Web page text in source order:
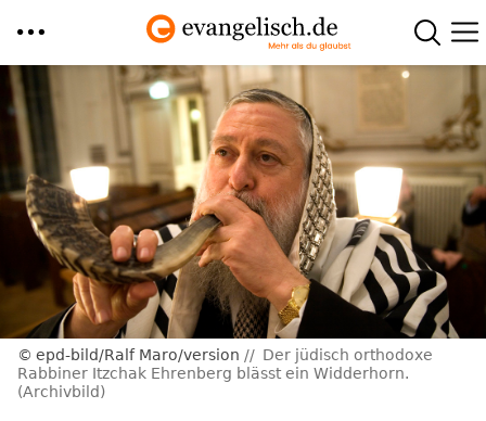
Direkt
zum
Inhalt
epd-bild/Ralf Maro/version
Der jüdisch orthodoxe
Rabbiner Itzchak Ehrenberg blässt ein Widderhorn.
(Archivbild)